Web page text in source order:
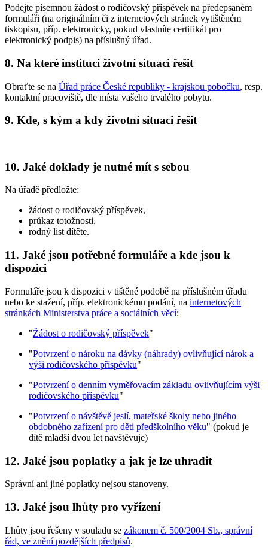
Podejte písemnou žádost o rodičovský příspěvek na předepsaném
formuláři (na originálním či z internetových stránek vytištěném
tiskopisu, příp. elektronicky, pokud vlastníte certifikát pro
elektronický podpis) na příslušný úřad.
8. Na které instituci životní situaci řešit
Obraťte se na Úřad práce České republiky - krajskou pobočku, resp.
kontaktní pracoviště, dle místa vašeho trvalého pobytu.
9. Kde, s kým a kdy životní situaci řešit
10. Jaké doklady je nutné mít s sebou
Na úřadě předložte:
žádost o rodičovský příspěvek,
průkaz totožnosti,
rodný list dítěte.
11. Jaké jsou potřebné formuláře a kde jsou k
dispozici
Formuláře jsou k dispozici v tištěné podobě na příslušném úřadu
nebo ke stažení, příp. elektronickému podání, na internetových
stránkách Ministerstva práce a sociálních věcí:
"Žádost o rodičovský příspěvek"
"Potvrzení o nároku na dávky (náhrady) ovlivňující nárok a
výši rodičovského příspěvku"
"Potvrzení o denním vyměřovacím základu ovlivňujícím výši
rodičovského příspěvku"
"Potvrzení o návštěvě jeslí, mateřské školy nebo jiného
obdobného zařízení pro děti předškolního věku" (pokud je
dítě mladší dvou let navštěvuje)
12. Jaké jsou poplatky a jak je lze uhradit
Správní ani jiné poplatky nejsou stanoveny.
13. Jaké jsou lhůty pro vyřízení
Lhůty jsou řešeny v souladu se zákonem č. 500/2004 Sb., správní
řád, ve znění pozdějších předpisů.